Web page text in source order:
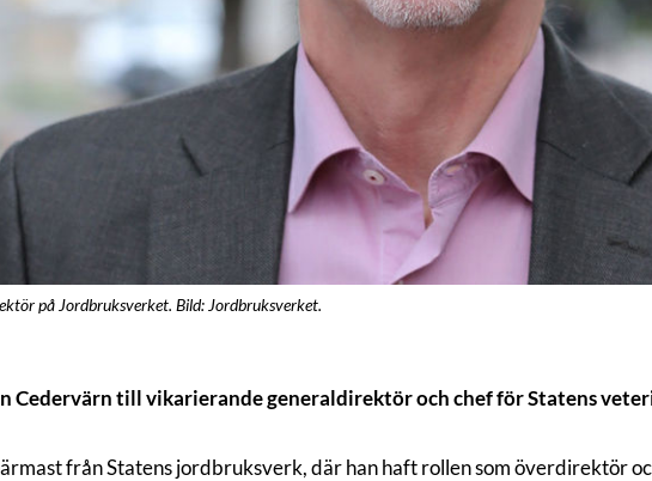
på Jordbruksverket. Bild: Jordbruksverket.
Cedervärn till vikarierande generaldirektör och chef för Statens
från Statens jordbruksverk, där han haft rollen som överdirektör